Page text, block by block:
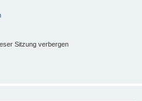
Sitzung verbergen